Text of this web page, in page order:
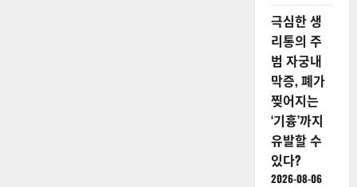
극심한 생
리통의 주
범 자궁내
막증, 폐가
찢어지는
‘기흉’까지
유발할 수
있다?
2026-08-06